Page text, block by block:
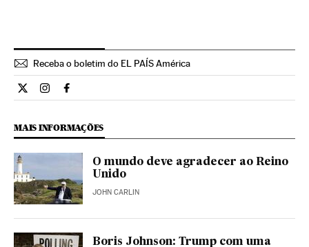
Receba o boletim do EL PAÍS América
Internacional El País Brasil en Twitter
Internacional El País Brasil en Instagram
Internacional El País Brasil en Facebook
MAIS INFORMAÇÕES
O mundo deve agradecer ao Reino
Unido
JOHN CARLIN
Boris Johnson: Trump com uma